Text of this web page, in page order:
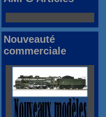
Nouveauté
commerciale